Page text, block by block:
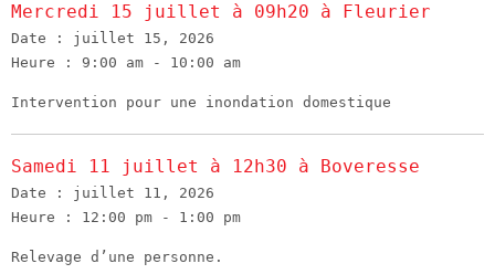
Mercredi 15 juillet à 09h20 à Fleurier
Date : juillet 15, 2026
Heure : 9:00 am - 10:00 am
Intervention pour une inondation domestique
Samedi 11 juillet à 12h30 à Boveresse
Date : juillet 11, 2026
Heure : 12:00 pm - 1:00 pm
Relevage d’une personne.